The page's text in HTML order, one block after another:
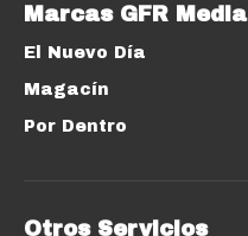
Marcas GFR Media
El Nuevo Día
Magacín
Por Dentro
Otros Servicios